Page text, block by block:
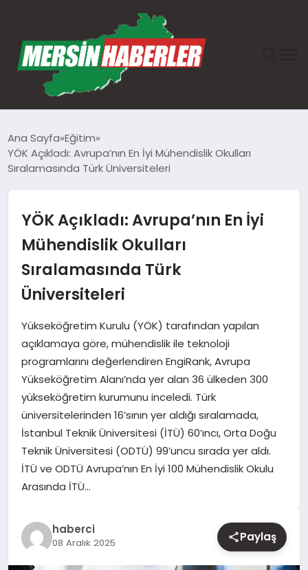
GÜNDEM
TEKNOLOJI
YAŞAM
EĞITIM
Ana Sayfa Eğitim
YÖK Açıkladı: Avrupa’nın En İyi Mühendislik Okulları
Sıralamasında Türk Üniversiteleri
YÖK Açıkladı: Avrupa’nın En İyi
Mühendislik Okulları
Sıralamasında Türk
Üniversiteleri
Yükseköğretim Kurulu (YÖK) tarafından yapılan
açıklamaya göre, mühendislik ile teknoloji
programlarını değerlendiren EngiRank, Avrupa
Yükseköğretim Alanı’nda yer alan 36 ülkeden 300
yükseköğretim kurumunu inceledi. Türk
üniversitelerinden 16’sının yer aldığı sıralamada,
İstanbul Teknik Üniversitesi (İTÜ) 60’ıncı, Orta Doğu
Teknik Üniversitesi (ODTÜ) 99’uncu sırada yer aldı.
İTÜ ve ODTÜ Avrupa’nın En İyi 100 Mühendislik Okulu
Arasında İTÜ…
haberci
08 Aralık 2025 Paylaş